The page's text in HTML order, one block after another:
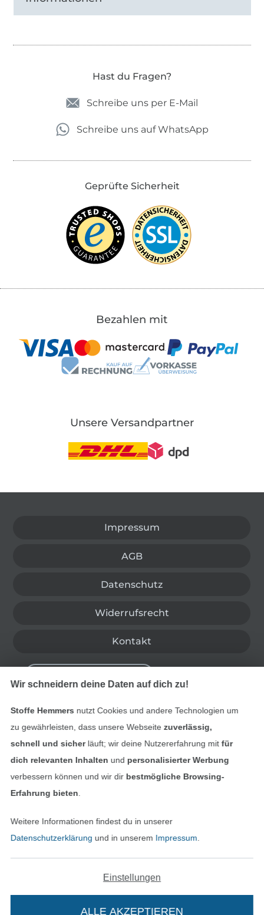
Hast du Fragen?
Schreibe uns per E-Mail
Schreibe uns auf WhatsApp
Geprüfte Sicherheit
Bezahlen mit
Unsere Versandpartner
Impressum
AGB
Datenschutz
Widerrufsrecht
Kontakt
Finde mehr Inspiration
Nederlands
In den niederländischen
(France)
In den
Wir schneidern deine Daten auf dich zu!
Stoffe Hemmers nutzt Cookies und andere Technologien um
zu gewährleisten, dass unsere Webseite zuverlässig,
schnell und sicherläuft; wir deine Nutzererfahrung mitfür
dich relevanten Inhalten und personalisierter Werbung
verbessern können und wir dir bestmögliche Browsing-
Erfahrung bieten
Weitere Informationen findest du in unserer
Datenschutzerklärung und in unserem Impressum
Einstellungen
ALLE AKZEPTIEREN